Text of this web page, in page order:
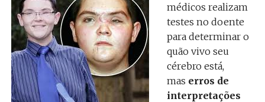
médicos realizam
testes no doente
para determinar o
quão vivo seu
cérebro está,
mas erros de
interpretações